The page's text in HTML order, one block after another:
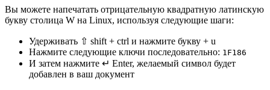
Вы можете напечатать отрицательную квадратную латинскую
букву столица W на Linux, используя следующие шаги:
Удерживать ⇧ shift + ctrl и нажмите букву + u
Нажмите следующие ключи последовательно: 1 F1 86
И затем нажмите ↵ Enter, желаемый символ будет
добавлен в ваш документ